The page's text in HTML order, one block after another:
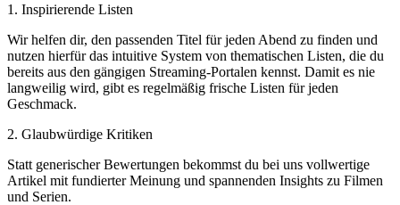
1. Inspirierende Listen
Wir helfen dir, den passenden Titel für jeden Abend zu finden und
nutzen hierfür das intuitive System von thematischen Listen, die du
bereits aus den gängigen Streaming-Portalen kennst. Damit es nie
langweilig wird, gibt es regelmäßig frische Listen für jeden
Geschmack.
2. Glaubwürdige Kritiken
Statt generischer Bewertungen bekommst du bei uns vollwertige
Artikel mit fundierter Meinung und spannenden Insights zu Filmen
und Serien.